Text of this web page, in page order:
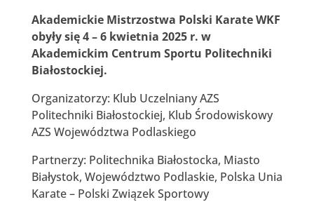
Akademickie Mistrzostwa Polski Karate WKF
obyły się 4 – 6 kwietnia 2025 r. w
Akademickim Centrum Sportu Politechniki
Białostockiej.
Organizatorzy: Klub Uczelniany AZS
Politechniki Białostockiej, Klub Środowiskowy
AZS Województwa Podlaskiego
Partnerzy: Politechnika Białostocka, Miasto
Białystok, Województwo Podlaskie, Polska Unia
Karate – Polski Związek Sportowy